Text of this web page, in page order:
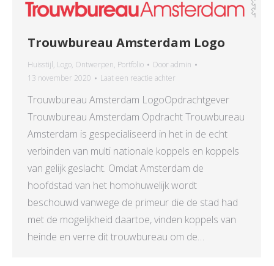
Trouwbureau Amsterdam Logo
Huisstijl, Logo, Ontwerpen, Portfolio Dooradmin
13 november 2020
Laat een reactie achter
Trouwbureau Amsterdam LogoOpdrachtgever
Trouwbureau Amsterdam Opdracht Trouwbureau
Amsterdam is gespecialiseerd in het in de echt
verbinden van multi nationale koppels en koppels
van gelijk geslacht. Omdat Amsterdam de
hoofdstad van het homohuwelijk wordt
beschouwd vanwege de primeur die de stad had
met de mogelijkheid daartoe, vinden koppels van
heinde en verre dit trouwbureau om de…